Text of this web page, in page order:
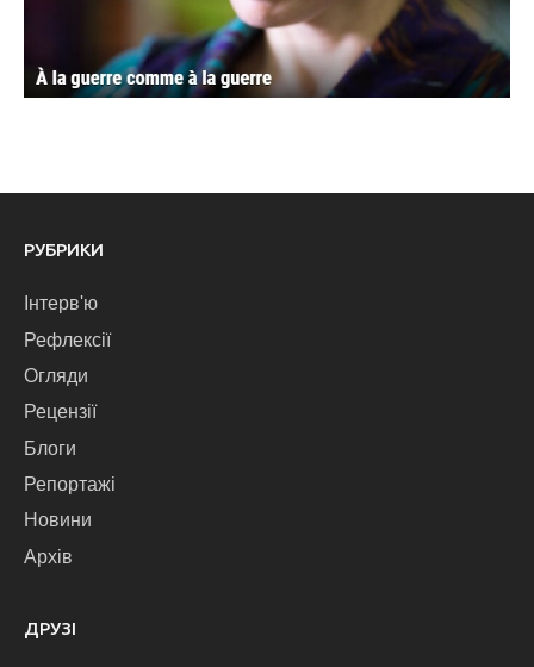
РУБРИКИ
Інтерв'ю
Рефлексії
Огляди
Рецензії
Блоги
Репортажі
Новини
Архів
ДРУЗІ